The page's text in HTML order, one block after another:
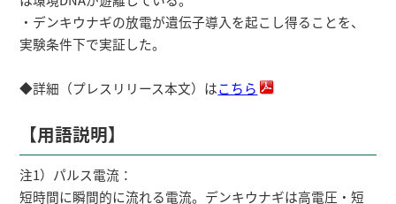
・デンキウナギの放電が遺伝子導入を起こし得ることを、
実験条件下で実証した。
◆詳細（プレスリリース本文）はこちら
【用語説明】
注1）パルス電流：
短時間に瞬間的に流れる電流。デンキウナギは高電圧・短